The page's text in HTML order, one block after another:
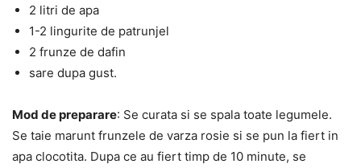
2 litri de apa
1-2 lingurite de patrunjel
2 frunze de dafin
sare dupa gust.
Mod de preparare: Se curata si se spala toate legumele.
Se taie marunt frunzele de varza rosie si se pun la fiert in
apa clocotita. Dupa ce au fiert timp de 10 minute, se